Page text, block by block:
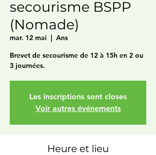
secourisme BSPP
(Nomade)
mar. 12 mai
  |
Ans
Brevet de secourisme de 12 à 15h en 2 ou
3 journées.
Les inscriptions sont closes
Voir autres événements
Heure et lieu